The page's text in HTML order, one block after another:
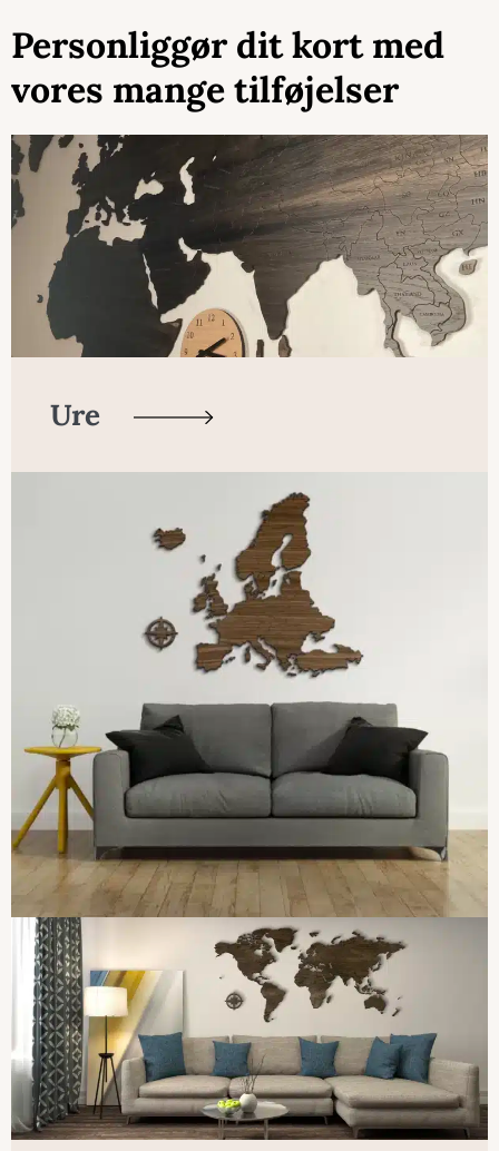
Personliggør dit kort med
vores mange tilføjelser
Ure